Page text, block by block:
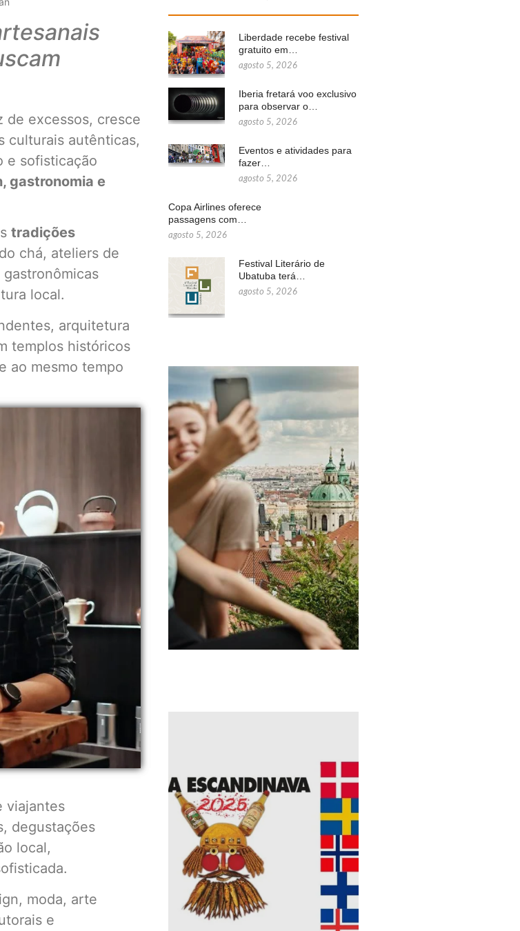
de excessos, cresce
culturais autênticas,
e sofisticação
gastronomia e
tradições
chá, ateliers de
local.
arquitetura
templos históricos
ao mesmo tempo
viajantes
degustações
local,
moda, arte
e
Liberdade recebe festival
gratuito em…
agosto 5, 2026
Iberia fretará voo exclusivo
para observar o…
agosto 5, 2026
Eventos e atividades para
fazer…
agosto 5, 2026
Copa Airlines oferece
passagens com…
agosto 5, 2026
Festival Literário de
Ubatuba terá…
agosto 5, 2026